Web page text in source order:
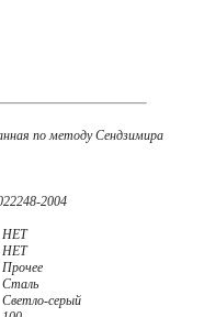
по методу Сендзимира
2004
НЕТ
НЕТ
Прочее
Сталь
Светло-серый